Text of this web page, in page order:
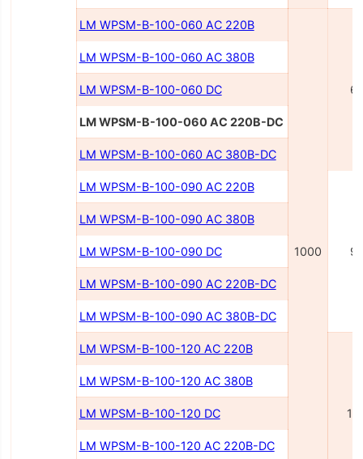
LM WPSM-B-100-060 AC 220В
1000
LM WPSM-B-100-060 AC 380В
LM WPSM-B-100-060 DC
LM WPSM-B-100-060 AC 220В-DC
LM WPSM-B-100-060 AC 380В-DC
LM WPSM-B-100-090 AC 220В
LM WPSM-B-100-090 AC 380В
LM WPSM-B-100-090 DC
LM WPSM-B-100-090 AC 220B-DC
LM WPSM-B-100-090 AC 380B-DC
LM WPSM-B-100-120 AC 220B
LM WPSM-B-100-120 AC 380B
LM WPSM-B-100-120 DC
LM WPSM-B-100-120 AC 220B-DC